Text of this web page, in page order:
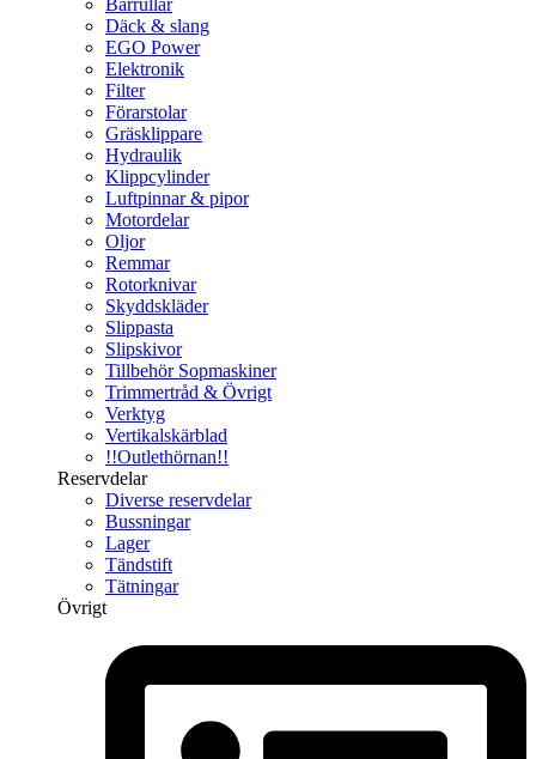
Bärrullar
Däck & slang
EGO Power
Elektronik
Filter
Förarstolar
Gräsklippare
Hydraulik
Klippcylinder
Luftpinnar & pipor
Motordelar
Oljor
Remmar
Rotorknivar
Skyddskläder
Slippasta
Slipskivor
Tillbehör Sopmaskiner
Trimmertråd & Övrigt
Verktyg
Vertikalskärblad
!!Outlethörnan!!
Reservdelar
Diverse reservdelar
Bussningar
Lager
Tändstift
Tätningar
Övrigt